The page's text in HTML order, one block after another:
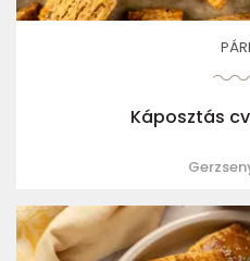
Káposztás